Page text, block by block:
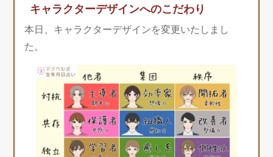
キャラクターデザインへのこだわり
本日、キャラクターデザインを変更いたしまし
た。